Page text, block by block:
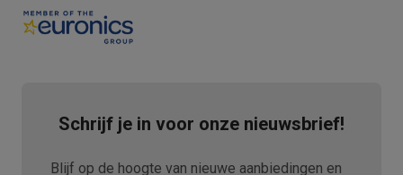
Schrijf je in voor onze nieuwsbrief!
Blijf op de hoogte van nieuwe aanbiedingen en